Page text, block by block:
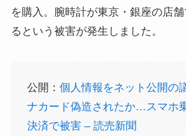
を購入。腕時計が東京・銀座の店
るという被害が発生しました。
公開： 個人情報をネット公開の
ナカード偽造されたか…スマホ
決済で被害 – 読売新聞